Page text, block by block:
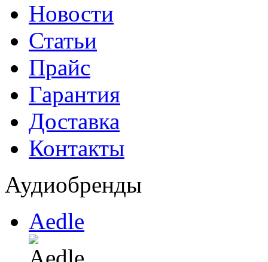
Новости
Статьи
Прайс
Гарантия
Доставка
Контакты
Аудиобренды
Aedle